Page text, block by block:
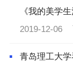
《我的美学
2019-12-06
青岛理工大